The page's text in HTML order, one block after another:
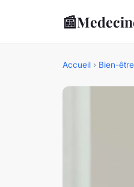
📰
Accueil › Bien-être